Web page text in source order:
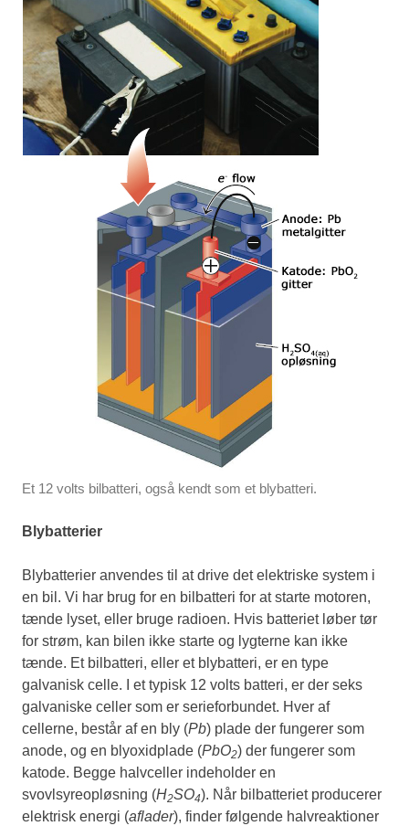
Et 12 volts bilbatteri, også kendt som et blybatteri.
Blybatterier
Blybatterier anvendes til at drive det elektriske system i
en bil. Vi har brug for en bilbatteri for at starte motoren,
tænde lyset, eller bruge radioen. Hvis batteriet løber tør
for strøm, kan bilen ikke starte og lygterne kan ikke
tænde. Et bilbatteri, eller et blybatteri, er en type
galvanisk celle. I et typisk 12 volts batteri, er der seks
galvaniske celler som er serieforbundet. Hver af
cellerne, består af en bly (Pb) plade der fungerer som
anode, og en blyoxidplade (PbO2) der fungerer som
katode. Begge halvceller indeholder en
svovlsyreopløsning (H2SO4). Når bilbatteriet producerer
elektrisk energi (aflader), finder følgende halvreaktioner